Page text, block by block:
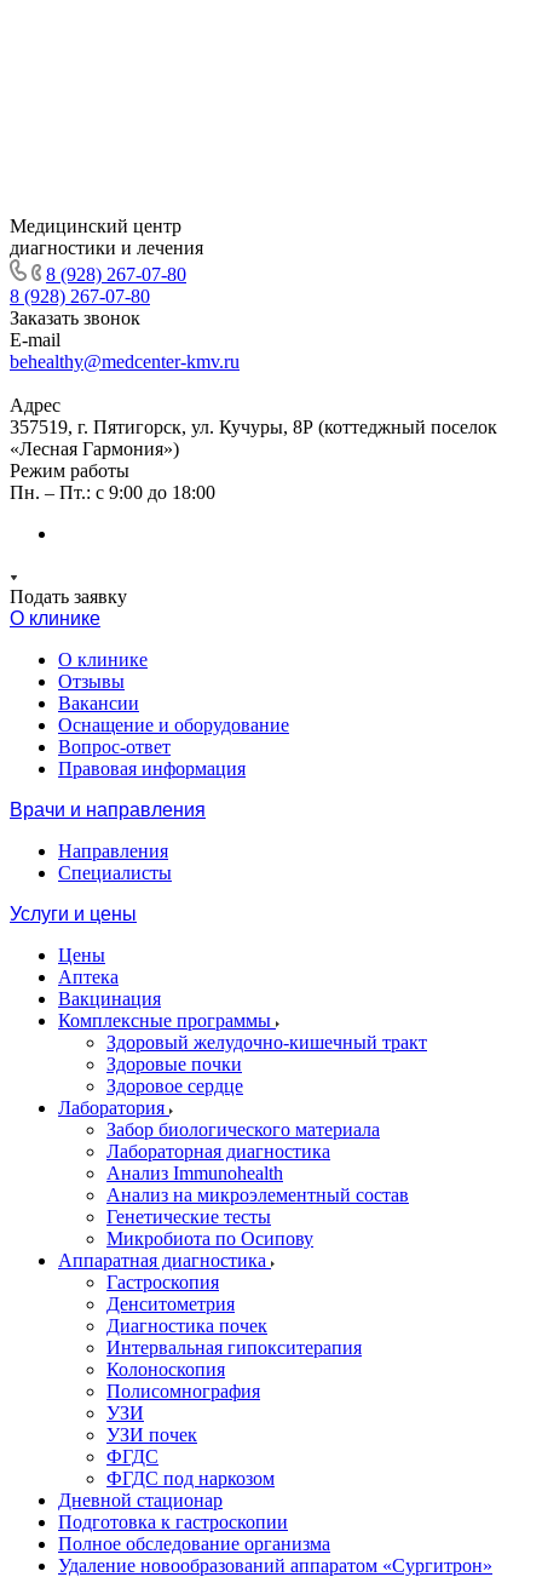
Медицинский центр
диагностики и лечения
8 (928) 267-07-80
8 (928) 267-07-80
Заказать звонок
E-mail
behealthy@medcenter-kmv.ru
Адрес
357519, г. Пятигорск, ул. Кучуры, 8Р (коттеджный поселок
«Лесная Гармония»)
Режим работы
Пн. – Пт.: с 9:00 до 18:00
Подать заявку
О клинике
О клинике
Отзывы
Вакансии
Оснащение и оборудование
Вопрос-ответ
Правовая информация
Врачи и направления
Направления
Специалисты
Услуги и цены
Цены
Аптека
Вакцинация
Комплексные программы
Здоровый желудочно-кишечный тракт
Здоровые почки
Здоровое сердце
Лаборатория
Забор биологического материала
Лабораторная диагностика
Анализ Immunohealth
Анализ на микроэлементный состав
Генетические тесты
Микробиота по Осипову
Аппаратная диагностика
Гастроскопия
Денситометрия
Диагностика почек
Интервальная гипокситерапия
Колоноскопия
Полисомнография
УЗИ
УЗИ почек
ФГДС
ФГДС под наркозом
Дневной стационар
Подготовка к гастроскопии
Полное обследование организма
Удаление новообразований аппаратом «Сургитрон»‎